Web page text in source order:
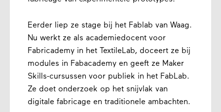
Eerder liep ze stage bij het Fablab van Waag.
Nu werkt ze als academiedocent voor
Fabricademy in het TextileLab, doceert ze bij
modules in Fabacademy en geeft ze Maker
Skills-cursussen voor publiek in het FabLab.
Ze doet onderzoek op het snijvlak van
digitale fabricage en traditionele ambachten.